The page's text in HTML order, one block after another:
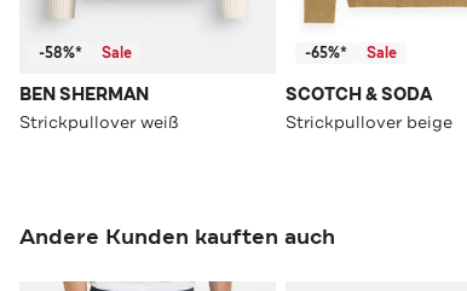
-58%* Sale
BEN SHERMAN
Strickpullover weiß
-65%* Sale
SCOTCH & SODA
Strickpullover beige
Andere Kunden kauften auch